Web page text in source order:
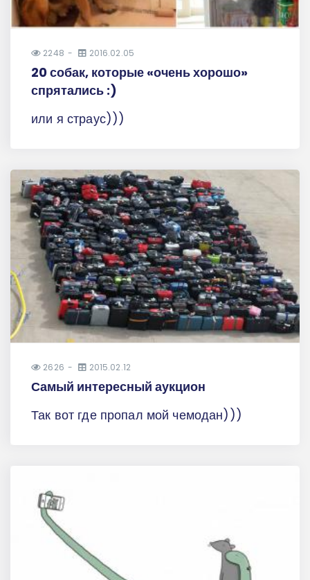
2248 2016.02.05
20 собак, которые «очень хорошо»
спрятались :)
или я страус)))
2626 2015.02.12
Самый интересный аукцион
Так вот где пропал мой чемодан)))